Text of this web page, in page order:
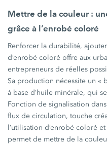
Mettre de la couleur :
grâce à l’enrobé coloré
Renforcer la durabilité,
d’enrobé coloré offre aux
entrepreneurs de réelles
Sa production nécessite un «
à base d’huile minérale, qui
Fonction de signalisation
flux de circulation, touche
l’utilisation d’enrobé coloré
permet de mettre de la